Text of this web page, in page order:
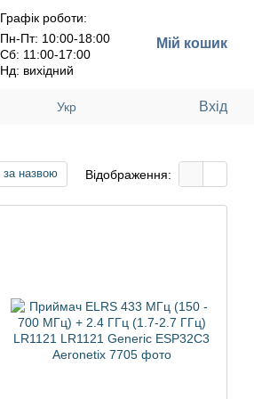
Графік роботи:
Пн-Пт: 10:00-18:00
Сб: 11:00-17:00
Нд: вихідний
Мій кошик
Укр Вхід
за назвою Відображення: